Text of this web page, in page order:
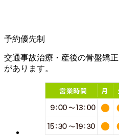
予約優先制
交通事故治療・産後の骨盤矯
があります。